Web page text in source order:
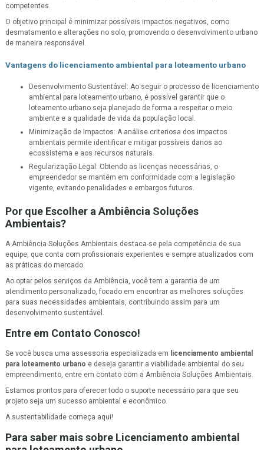
competentes.
O objetivo principal é minimizar possíveis impactos negativos, como
desmatamento e alterações no solo, promovendo o desenvolvimento urbano
de maneira responsável.
Vantagens do licenciamento ambiental para loteamento urbano
Desenvolvimento Sustentável: Ao seguir o processo de licenciamento
ambiental para loteamento urbano, é possível garantir que o
loteamento urbano seja planejado de forma a respeitar o meio
ambiente e a qualidade de vida da população local.
Minimização de Impactos: A análise criteriosa dos impactos
ambientais permite identificar e mitigar possíveis danos ao
ecossistema e aos recursos naturais.
Regularização Legal: Obtendo as licenças necessárias, o
empreendedor se mantém em conformidade com a legislação
vigente, evitando penalidades e embargos futuros.
Por que Escolher a Ambiência Soluções
Ambientais?
A Ambiência Soluções Ambientais destaca-se pela competência de sua
equipe, que conta com profissionais experientes e sempre atualizados com
as práticas do mercado.
Ao optar pelos serviços da Ambiência, você tem a garantia de um
atendimento personalizado, focado em encontrar as melhores soluções
para suas necessidades ambientais, contribuindo assim para um
desenvolvimento sustentável.
Entre em Contato Conosco!
Se você busca uma assessoria especializada em licenciamento ambiental
para loteamento urbano e deseja garantir a viabilidade ambiental do seu
empreendimento, entre em contato com a Ambiência Soluções Ambientais.
Estamos prontos para oferecer todo o suporte necessário para que seu
projeto seja um sucesso ambiental e econômico.
A sustentabilidade começa aqui!
Para saber mais sobre Licenciamento ambiental